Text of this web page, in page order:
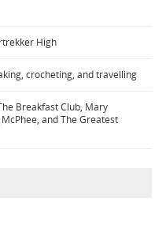
High
crocheting, and travelling
Breakfast Club, Mary
and The Greatest